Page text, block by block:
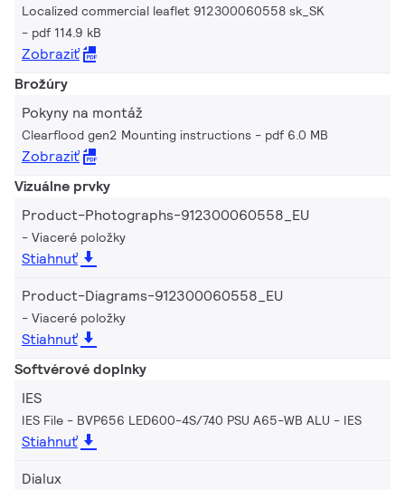
Localized commercial leaflet 912300060558 sk_SK
pdf 114.9 kB
Zobraziť
Brožúry
Pokyny na montáž
Clearflood gen2 Mounting instructions pdf 6.0 MB
Zobraziť
Vizuálne prvky
Product-Photographs-912300060558_EU
Viaceré položky
Stiahnuť
Product-Diagrams-912300060558_EU
Viaceré položky
Stiahnuť
Softvérové doplnky
IES
IES File - BVP656 LED600-4S/740 PSU A65-WB ALU IES
Stiahnuť
Dialux